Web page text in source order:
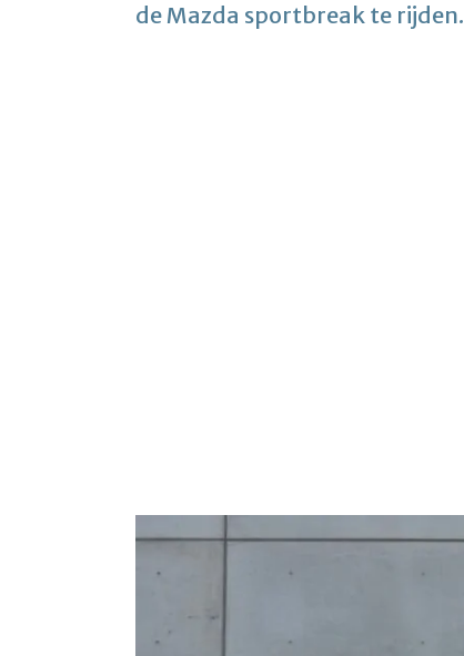
de Mazda sportbreak te rijden.